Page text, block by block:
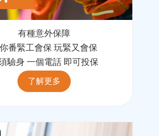
有種意外保障
番緊工會保 玩緊又會保
驗身 一個電話 即可投保
了解更多